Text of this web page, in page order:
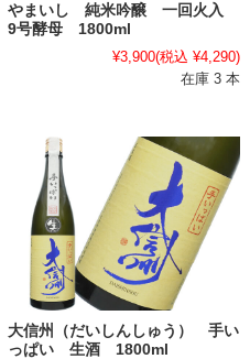
やまいし 純米吟醸 一回火入
9号酵母 1800ml
¥3,900(税込 ¥4,290)
在庫 3 本
大信州（だいしんしゅう） 手い
っぱい 生酒 1800ml